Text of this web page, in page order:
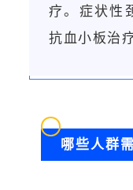
疗。症状性
抗血小板治疗
哪些人群